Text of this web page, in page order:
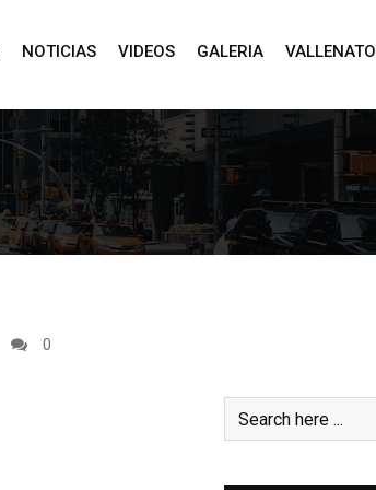
NOTICIAS VIDEOS GALERIA VALLENATO
0